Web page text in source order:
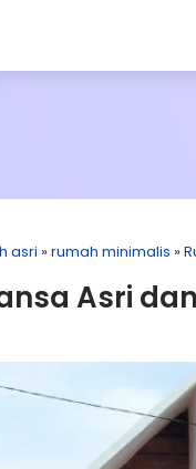
asri »rumah minimalis »
Asri